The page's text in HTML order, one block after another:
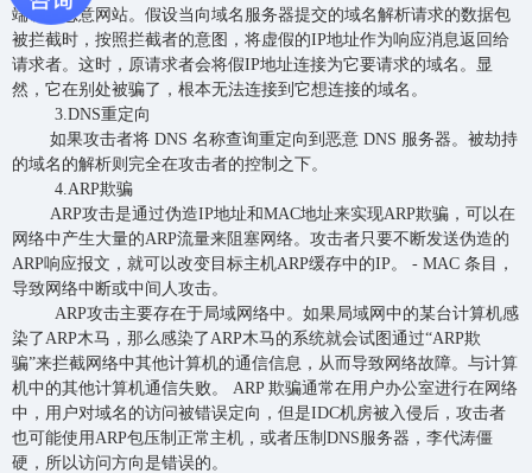
端访问恶意网站。假设当向域名服务器提交的域名解析请求的数据包
被拦截时，按照拦截者的意图，将虚假的IP地址作为响应消息返回给
请求者。这时，原请求者会将假IP地址连接为它要请求的域名。显
然，它在别处被骗了，根本无法连接到它想连接的域名。
3.DNS重定向
如果攻击者将 DNS 名称查询重定向到恶意 DNS 服务器。被劫持
的域名的解析则完全在攻击者的控制之下。
4.ARP欺骗
ARP攻击是通过伪造IP地址和MAC地址来实现ARP欺骗，可以在
网络中产生大量的ARP流量来阻塞网络。攻击者只要不断发送伪造的
ARP响应报文，就可以改变目标主机ARP缓存中的IP。 - MAC 条目，
导致网络中断或中间人攻击。
ARP攻击主要存在于局域网络中。如果局域网中的某台计算机感
染了ARP木马，那么感染了ARP木马的系统就会试图通过“ARP欺
骗”来拦截网络中其他计算机的通信信息，从而导致网络故障。与计算
机中的其他计算机通信失败。 ARP 欺骗通常在用户办公室进行在网络
中，用户对域名的访问被错误定向，但是IDC机房被入侵后，攻击者
也可能使用ARP包压制正常主机，或者压制DNS服务器，李代涛僵
硬，所以访问方向是错误的。